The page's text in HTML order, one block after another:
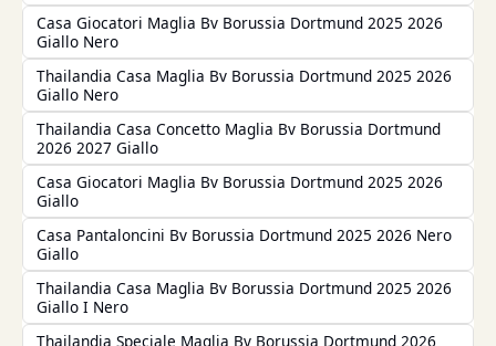
Casa Giocatori Maglia Bv Borussia Dortmund 2025 2026
Giallo Nero
Thailandia Casa Maglia Bv Borussia Dortmund 2025 2026
Giallo Nero
Thailandia Casa Concetto Maglia Bv Borussia Dortmund
2026 2027 Giallo
Casa Giocatori Maglia Bv Borussia Dortmund 2025 2026
Giallo
Casa Pantaloncini Bv Borussia Dortmund 2025 2026 Nero
Giallo
Thailandia Casa Maglia Bv Borussia Dortmund 2025 2026
Giallo I Nero
Thailandia Speciale Maglia Bv Borussia Dortmund 2026